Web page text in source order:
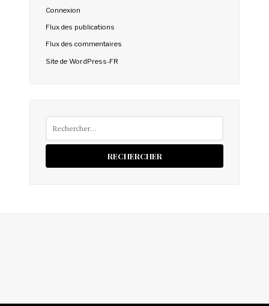
Connexion
Flux des publications
Flux des commentaires
Site de WordPress-FR